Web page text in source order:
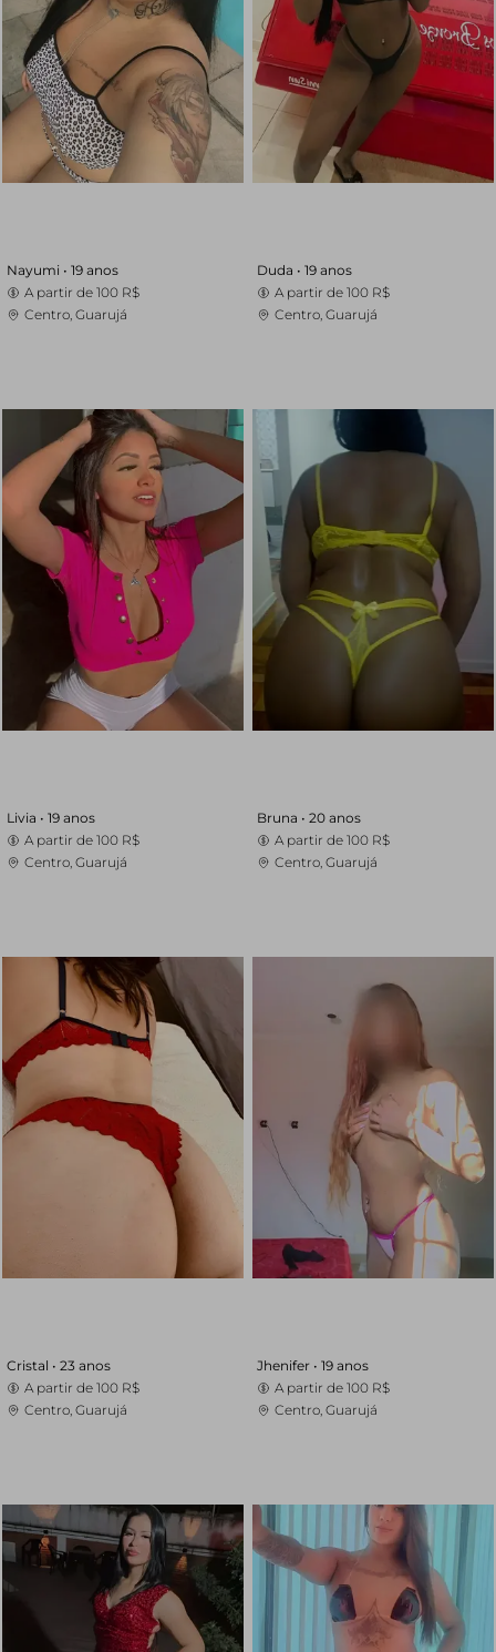
Nayumi • 19 anos
A partir de 100 R$
Centro, Guarujá
Duda • 19 anos
A partir de 100 R$
Centro, Guarujá
Livia • 19 anos
A partir de 100 R$
Centro, Guarujá
Bruna • 20 anos
A partir de 100 R$
Centro, Guarujá
Cristal • 23 anos
A partir de 100 R$
Centro, Guarujá
Jhenifer • 19 anos
A partir de 100 R$
Centro, Guarujá